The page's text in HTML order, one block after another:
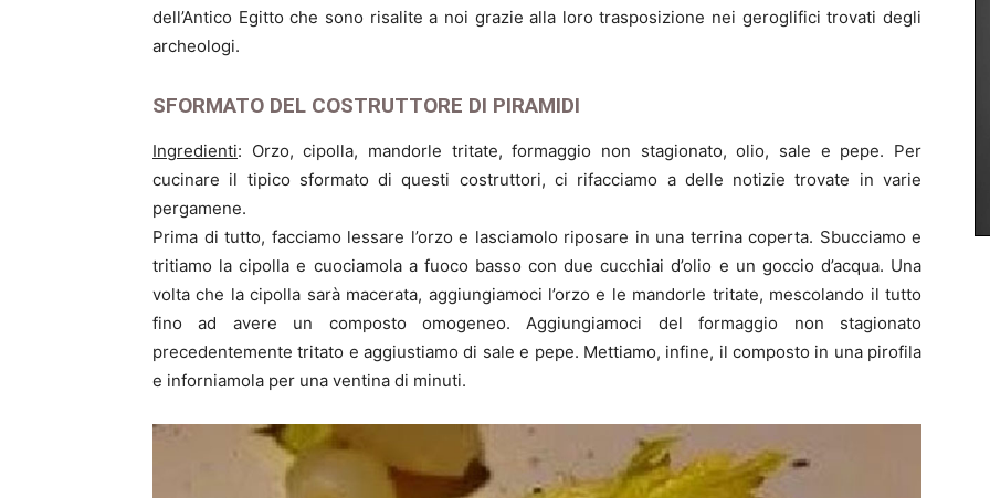
dell’Antico Egitto che sono risalite a noi grazie alla loro trasposizione nei geroglifici trovati degli
archeologi.
SFORMATO DEL COSTRUTTORE DI PIRAMIDI
Ingredienti: Orzo, cipolla, mandorle tritate, formaggio non stagionato, olio, sale e pepe. Per
cucinare il tipico sformato di questi costruttori, ci rifacciamo a delle notizie trovate in varie
pergamene.
Prima di tutto, facciamo lessare l’orzo e lasciamolo riposare in una terrina coperta. Sbucciamo e
tritiamo la cipolla e cuociamola a fuoco basso con due cucchiai d’olio e un goccio d’acqua. Una
volta che la cipolla sarà macerata, aggiungiamoci l’orzo e le mandorle tritate, mescolando il tutto
fino ad avere un composto omogeneo. Aggiungiamoci del formaggio non stagionato
precedentemente tritato e aggiustiamo di sale e pepe. Mettiamo, infine, il composto in una pirofila
e inforniamola per una ventina di minuti.